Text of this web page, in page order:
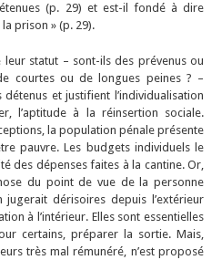
(p. 29) et est-il fondé à dire
prison » (p. 29).
statut – sont-ils des prévenus ou
courtes ou de longues peines ? –
et justifient l’individualisation
l’aptitude à la réinsertion sociale.
la population pénale présente
pauvre. Les budgets individuels le
des dépenses faites à la cantine. Or,
du point de vue de la personne
jugerait dérisoires depuis l’extérieur
à l’intérieur. Elles sont essentielles
certains, préparer la sortie. Mais,
très mal rémunéré, n’est proposé